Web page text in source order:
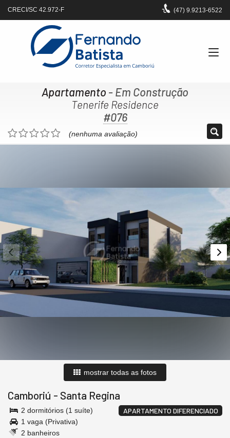
CRECI/SC 42.972-F (47) 9.9213-6522
Apartamento - Em Construção
Tenerife Residence
#076
(nenhuma avaliação)
mostrar todas as fotos
Camboriú - Santa Regina
APARTAMENTO DIFERENCIADO
2 dormitórios (1 suíte)
1 vaga (Privativa)
2 banheiros